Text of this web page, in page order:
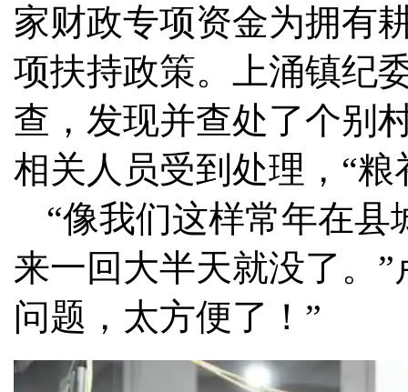
家财政专项资金为拥有
项扶持政策。上涌镇纪
查，发现并查处了个别
相关人员受到处理，“
“像我们这样常年在
来一回大半天就没了。
问题，太方便了！”